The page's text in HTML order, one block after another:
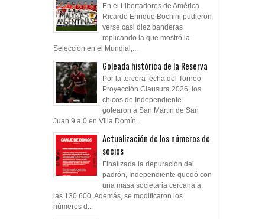
En el Libertadores de América
Ricardo Enrique Bochini pudieron
verse casi diez banderas
replicando la que mostró la
Selección en el Mundial,...
Goleada histórica de la Reserva
Por la tercera fecha del Torneo
Proyección Clausura 2026, los
chicos de Independiente
golearon a San Martín de San
Juan 9 a 0 en Villa Domín...
Actualización de los números de
socios
Finalizada la depuración del
padrón, Independiente quedó con
una masa societaria cercana a
las 130.600. Además, se modificaron los
números d...